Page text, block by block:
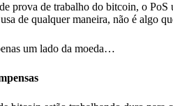
prova de trabalho do bitcoin, o
de qualquer maneira, não é algo
um lado da moeda…